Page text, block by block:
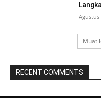
Agustus
Muat
RECENT COMMENTS